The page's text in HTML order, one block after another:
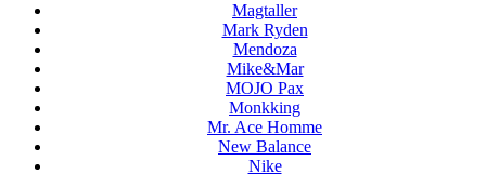
Magtaller
Mark Ryden
Mendoza
Mike&Mar
MOJO Pax
Monkking
Mr. Ace Homme
New Balance
Nike